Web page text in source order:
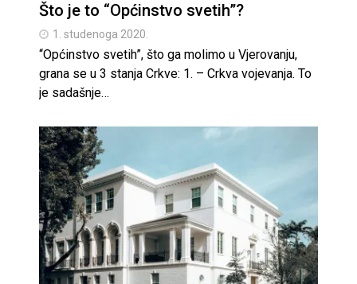
Što je to “Općinstvo svetih”?
1. studenoga 2020.
“Općinstvo svetih”, što ga molimo u Vjerovanju,
grana se u 3 stanja Crkve: 1. – Crkva vojevanja. To
je sadašnje…